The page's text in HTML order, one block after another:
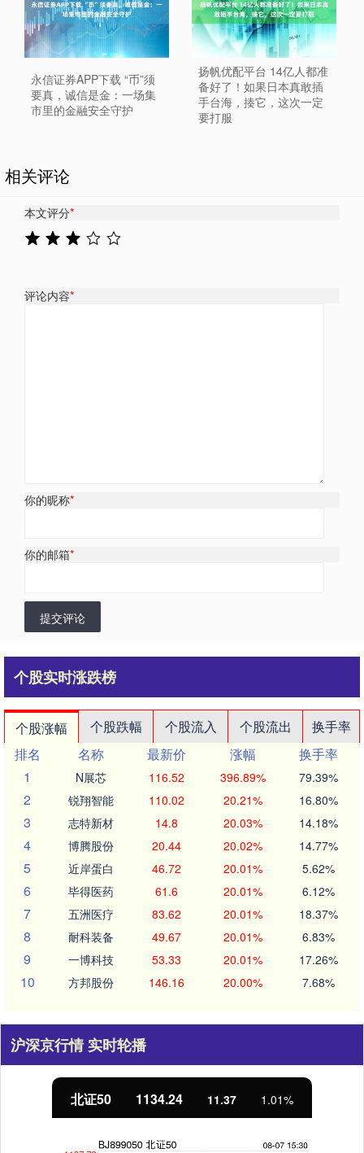
永信证券APP下载 “币”须
要真，诚信是金：一场集
市里的金融安全守护
扬帆优配平台 14亿人都准
备好了！如果日本真敢插
手台海，揍它，这次一定
要打服
相关评论
本文评分*
评论内容*
你的昵称*
你的邮箱*
提交评论
个股实时涨跌榜
个股涨幅 个股跌幅 个股流入 个股流出
换手率
排名
名称 最新价 涨幅
换手率
1
N展芯 116.52 396.89% 79.39%
2 锐翔智能 110.02 20.21% 16.80%
3 志特新材 14.8 20.03% 14.18%
4 博腾股份 20.44 20.02% 14.77%
5 近岸蛋白 46.72 20.01% 5.62%
6 毕得医药 61.6 20.01% 6.12%
7 五洲医疗 83.62 20.01% 18.37%
8 耐科装备 49.67 20.01% 6.83%
9 一博科技 53.33 20.01% 17.26%
10 方邦股份 146.16 20.00% 7.68%
沪深京行情 实时轮播
北证50 1134.24 11.37 1.01%